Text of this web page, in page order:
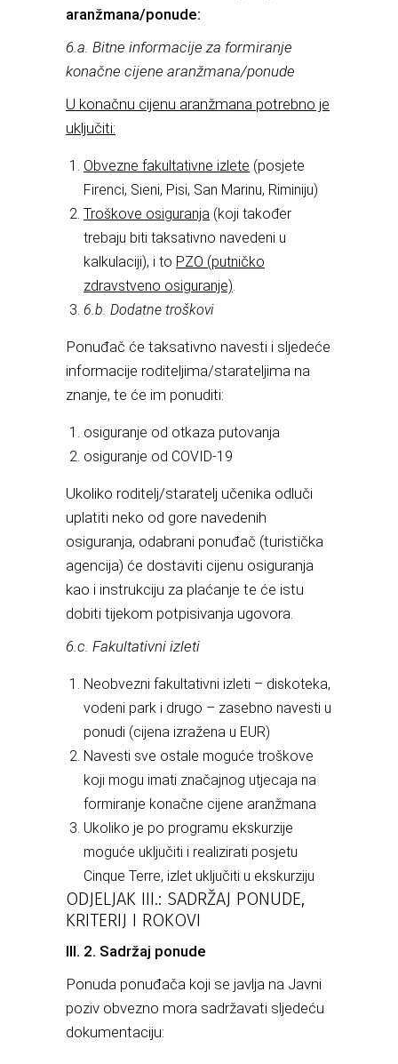
aranžmana/ponude:
6.a. Bitne informacije za formiranje
konačne cijene aranžmana/ponude
U konačnu cijenu aranžmana potrebno je
uključiti:
Obvezne fakultativne izlete (posjete
Firenci, Sieni, Pisi, San Marinu, Riminiju)
Troškove osiguranja (koji također
trebaju biti taksativno navedeni u
kalkulaciji), i to PZO (putničko
zdravstveno osiguranje).
6.b. Dodatne troškovi
Ponuđač će taksativno navesti i sljedeće
informacije roditeljima/starateljima na
znanje, te će im ponuditi:
osiguranje od otkaza putovanja
osiguranje od COVID-19
Ukoliko roditelj/staratelj učenika odluči
uplatiti neko od gore navedenih
osiguranja, odabrani ponuđač (turistička
agencija) će dostaviti cijenu osiguranja
kao i instrukciju za plaćanje te će istu
dobiti tijekom potpisivanja ugovora.
6.c. Fakultativni izleti
Neobvezni fakultativni izleti – diskoteka,
vodeni park i drugo – zasebno navesti u
ponudi (cijena izražena u EUR)
Navesti sve ostale moguće troškove
koji mogu imati značajnog utjecaja na
formiranje konačne cijene aranžmana
Ukoliko je po programu ekskurzije
moguće uključiti i realizirati posjetu
Cinque Terre, izlet uključiti u ekskurziju
ODJELJAK III.: SADRŽAJ PONUDE,
KRITERIJ I ROKOVI
III. 2. Sadržaj ponude
Ponuda ponuđača koji se javlja na Javni
poziv obvezno mora sadržavati sljedeću
dokumentaciju: